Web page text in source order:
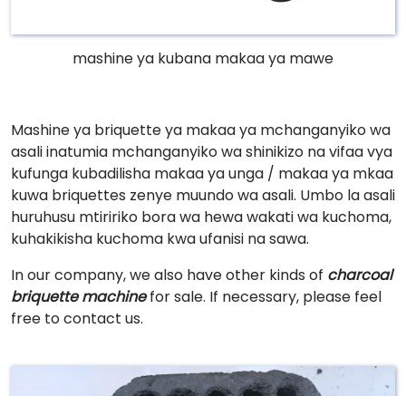
mashine ya kubana makaa ya mawe
Mashine ya briquette ya makaa ya mchanganyiko wa
asali inatumia mchanganyiko wa shinikizo na vifaa vya
kufunga kubadilisha makaa ya unga / makaa ya mkaa
kuwa briquettes zenye muundo wa asali. Umbo la asali
huruhusu mtiririko bora wa hewa wakati wa kuchoma,
kuhakikisha kuchoma kwa ufanisi na sawa.
In our company, we also have other kinds of charcoal
briquette machinefor sale. If necessary, please feel
free to contact us.